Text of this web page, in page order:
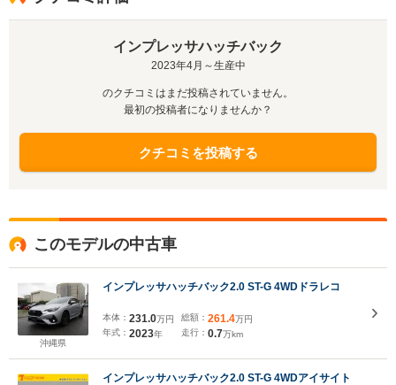
ェイプと張り出したフェンダーにより、スポーティ
さを表現。インテリアは、ドライビングとアクティ
ビティの時間を自然体で過ごせる、使い勝手の良い
カジュアルな仕立てとされた。11.6インチマルチイ
ンフォメーションディスプレイが搭載され、実用性
と利便性も高められている。エンジンは2L水平対向
4気筒直噴DOHCと、同ユニットにモーターを組み合
インプレッサハッチバック
2023年4月～生産中
のクチコミはまだ投稿されていません。
最初の投稿者になりませんか？
クチコミを投稿する
このモデルの中古車
沖縄県
インプレッサハッチバック2.0 ST-G 4WDドラレコ
本体： 231.0万円
年式： 2023年
総額： 261.4万円
走行： 0.7万km
インプレッサハッチバック2.0 ST-G 4WDアイサイト